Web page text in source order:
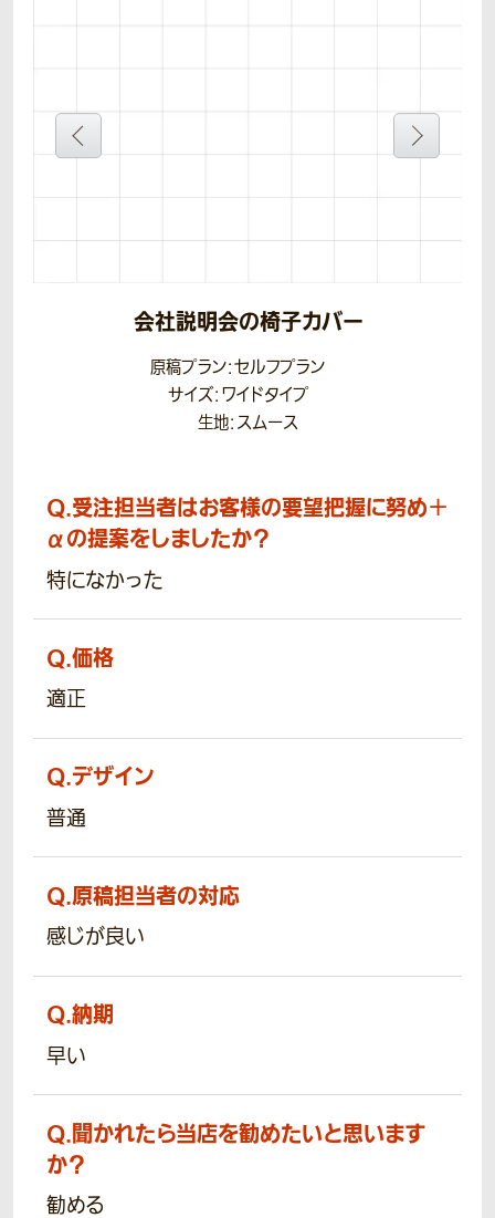
会社説明会の椅子カバー
原稿プラン：セルフプラン
サイズ：ワイドタイプ
生地：スムース
Q.受注担当者はお客様の要望把握に努め＋
αの提案をしましたか？
特になかった
Q.価格
適正
Q.デザイン
普通
Q.原稿担当者の対応
感じが良い
Q.納期
早い
Q.聞かれたら当店を勧めたいと思います
か？
勧める